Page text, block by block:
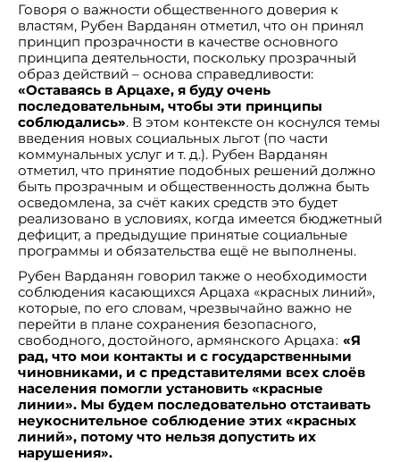
Говоря о важности общественного доверия к
властям, Рубен Варданян отметил, что он принял
принцип прозрачности в качестве основного
принципа деятельности, поскольку прозрачный
образ действий – основа справедливости:
«Оставаясь в Арцахе, я буду очень
последовательным, чтобы эти принципы
соблюдались». В этом контексте он коснулся темы
введения новых социальных льгот (по части
коммунальных услуг и т. д.). Рубен Варданян
отметил, что принятие подобных решений должно
быть прозрачным и общественность должна быть
осведомлена, за счёт каких средств это будет
реализовано в условиях, когда имеется бюджетный
дефицит, а предыдущие принятые социальные
программы и обязательства ещё не выполнены.
Рубен Варданян говорил также о необходимости
соблюдения касающихся Арцаха «красных линий»,
которые, по его словам, чрезвычайно важно не
перейти в плане сохранения безопасного,
свободного, достойного, армянского Арцаха։ «Я
рад, что мои контакты и с государственными
чиновниками, и с представителями всех слоёв
населения помогли установить «красные
линии». Мы будем последовательно отстаивать
неукоснительное соблюдение этих «красных
линий», потому что нельзя допустить их
нарушения».